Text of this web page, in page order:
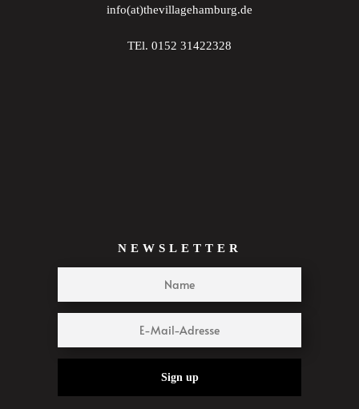
info(at)thevillagehamburg.de
TEl. 0152 31422328
NEWSLETTER
Sign up